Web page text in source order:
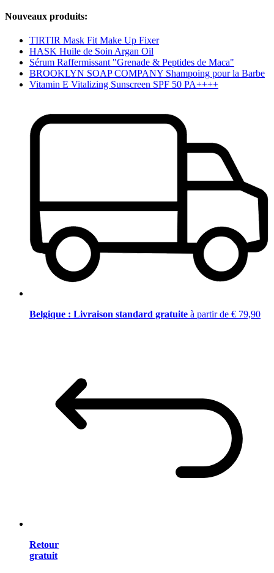
Nouveaux produits:
TIRTIR Mask Fit Make Up Fixer
HASK Huile de Soin Argan Oil
Sérum Raffermissant "Grenade & Peptides de Maca"
BROOKLYN SOAP COMPANY Shampoing pour la Barbe
Vitamin E Vitalizing Sunscreen SPF 50 PA++++
Belgique : Livraison standard gratuite à partir de € 79,90
Retour
gratuit